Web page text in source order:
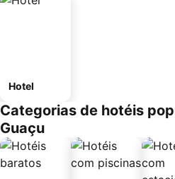
Hotel
Categorias de hotéis
Guaçu